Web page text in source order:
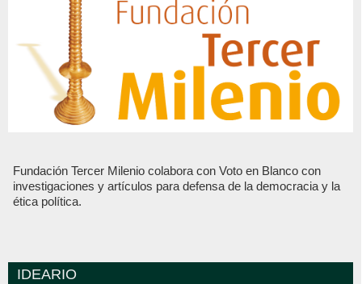
Fundación Tercer Milenio colabora con Voto en Blanco con
investigaciones y artículos para defensa de la democracia y la
ética política.
IDEARIO